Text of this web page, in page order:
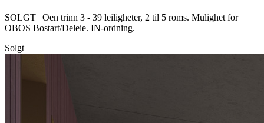
SOLGT | Oen trinn 3 - 39 leiligheter, 2 til 5 roms. Mulighet for
OBOS Bostart/Deleie. IN-ordning.
Solgt